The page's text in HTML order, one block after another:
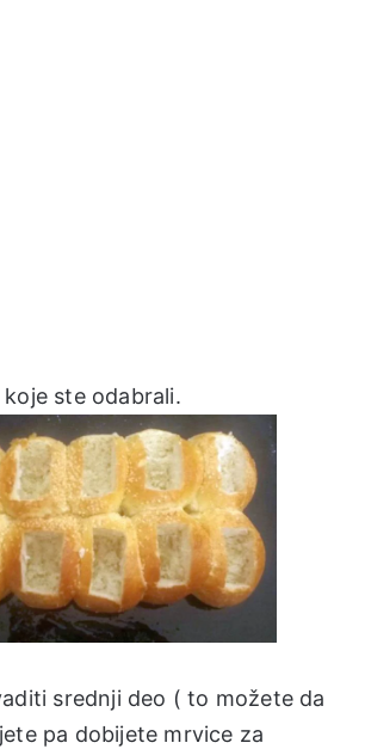
ste odabrali.
srednji deo ( to možete da
pa dobijete mrvice za